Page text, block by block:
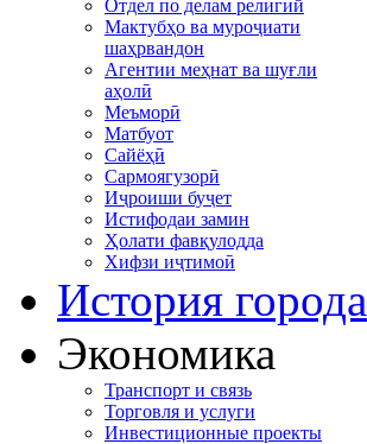
Отдел по делам религий
Мактубҳо ва муроҷиати
шаҳрвандон
Агентии меҳнат ва шуғли
аҳолӣ
Меъморӣ
Матбуот
Сайёҳӣ
Сармоягузорӣ
Иҷроиши буҷет
Истифодаи замин
Ҳолати фавқулодда
Хифзи иҷтимоӣ
История города
Экономика
Транспорт и связь
Торговля и услуги
Инвестиционные проекты